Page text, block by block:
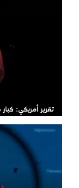
تقرير أمريكي: